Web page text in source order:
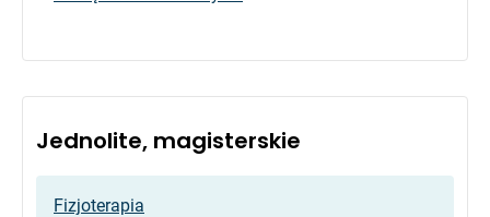
Jednolite, magisterskie
Fizjoterapia